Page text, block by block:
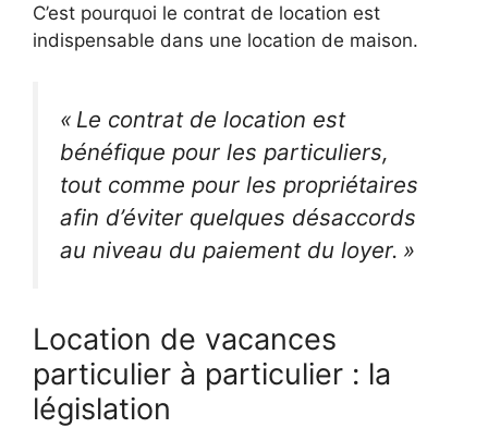
C’est pourquoi le contrat de location est
indispensable dans une location de maison.
« Le contrat de location est
bénéfique pour les particuliers,
tout comme pour les propriétaires
afin d’éviter quelques désaccords
au niveau du paiement du loyer. »
Location de vacances
particulier à particulier : la
législation